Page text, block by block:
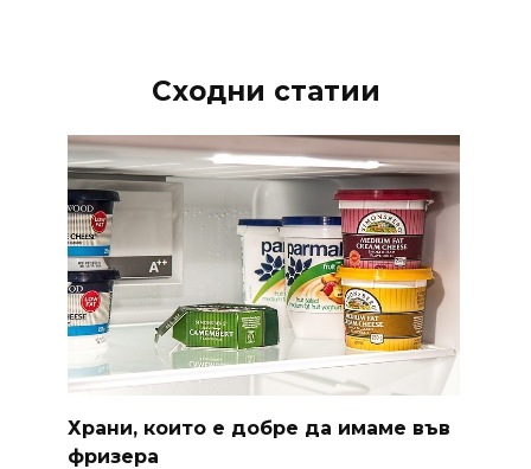
Сходни статии
Храни, които е добре да имаме във
фризера